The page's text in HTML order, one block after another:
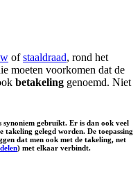
ofstaaldraad, rond het
moeten voorkomen dat de
betakeling genoemd. Niet
gebruikt. Er is dan ook veel
takeling gelegd worden. De toepassing
dat men ook met de takeling, net
) met elkaar verbindt.